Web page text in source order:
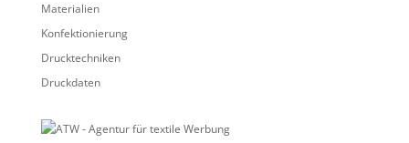
Materialien
Konfektionierung
Drucktechniken
Druckdaten